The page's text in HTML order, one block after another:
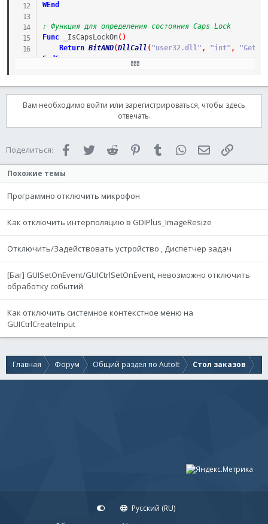
WEnd
; Функция для определения состояния Caps Lock
Func
_IsCapsLockOn( )
Return BitAND(DllCall ( "user32.dll" , "int" ,
EndFunc
Вам необходимо войти или зарегистрироваться, чтобы здесь
отвечать.
Поделиться: FacebookTwitter Reddit PinterestTumblr WhatsAppЭлектронная
Похожие темы
Программно отключить микрофон
Как отключить интерполяцию в GDIPlus_ImageResize
Отключить/Задействовать устройство , Диспетчер задач
[Баг] GUISetOnEvent/GUICtrlSetOnEvent, невозможно отключить
обработку событий
Как отключить системное контекстное меню на
GUICtrlCreateInput
Главная Форум Общий раздел по AutoIt Стол заказов
Русский (RU)